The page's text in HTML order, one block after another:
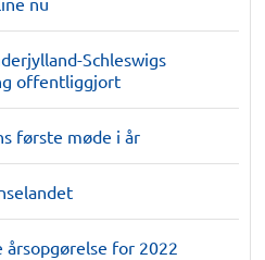
Schleswigs
offentliggjort
første møde i år
årsopgørelse for 2022